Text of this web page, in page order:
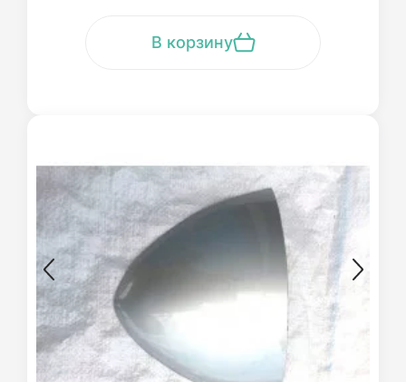
В корзину